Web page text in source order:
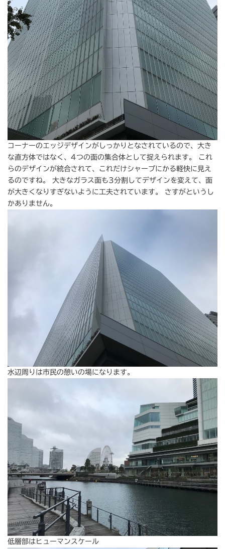
コーナーのエッジデザインがしっかりとなされているので、大き
な直方体ではなく、4つの面の集合体として捉えられます。 これ
らのデザインが統合されて、これだけシャープにかる軽快に見え
るのですね。 大きなガラス面も3分割してデザインを変えて、面
が大きくなりすぎないように工夫されています。 さすがというし
かありません。
水辺周りは市民の憩いの場になります。
低層部はヒューマンスケール